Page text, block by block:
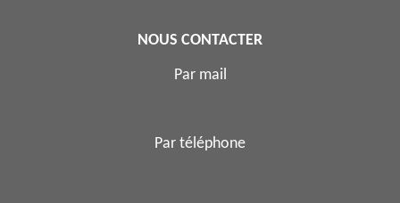
NOUS CONTACTER
Par mail
Par téléphone